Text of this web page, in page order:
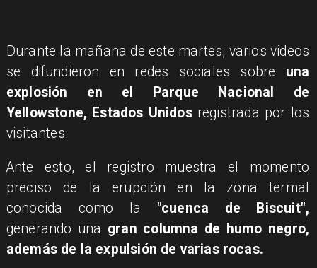
Durante la mañana de este martes, varios videos
se difundieron en redes sociales sobre una
explosión en el Parque Nacional de
Yellowstone, Estados Unidosregistrada por los
visitantes.
Ante esto, el registro muestra el momento
preciso de la erupción en la zona termal
conocida como la "cuenca de Biscuit",
generando una gran columna de humo negro,
además de la expulsión de varias rocas.